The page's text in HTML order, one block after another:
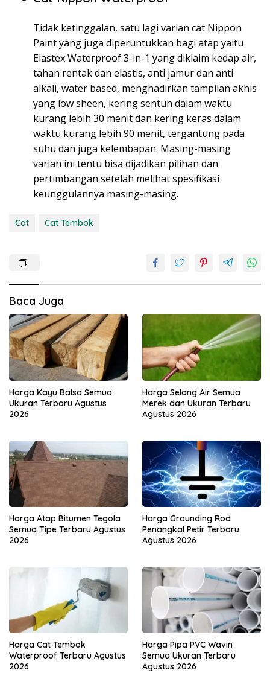
Tidak ketinggalan, satu lagi varian cat Nippon
Paint yang juga diperuntukkan bagi atap yaitu
Elastex Waterproof 3-in-1 yang diklaim kedap air,
tahan rentak dan elastis, anti jamur dan anti
alkali, water based, menghadirkan tampilan akhis
yang low sheen, kering sentuh dalam waktu
kurang lebih 30 menit dan kering keras dalam
waktu kurang lebih 90 menit, tergantung pada
suhu dan juga kelembapan. Masing-masing
varian ini tentu bisa dijadikan pilihan dan
pertimbangan setelah melihat spesifikasi
keunggulannya masing-masing.
Cat Cat Tembok
Baca Juga
Harga Kayu Balsa Semua
Ukuran Terbaru Agustus
2026
Harga Selang Air Semua
Merek dan Ukuran Terbaru
Agustus 2026
Harga Atap Bitumen Tegola
Semua Tipe Terbaru Agustus
2026
Harga Grounding Rod
Penangkal Petir Terbaru
Agustus 2026
Harga Cat Tembok
Waterproof Terbaru Agustus
2026
Harga Pipa PVC Wavin
Semua Ukuran Terbaru
Agustus 2026